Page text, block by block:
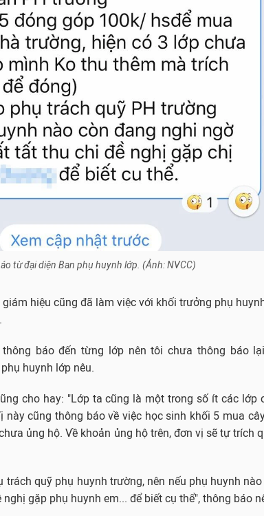
từ đại diện Ban phụ huynh lớp. (Ảnh: NVCC)
hiệu cũng đã làm việc với khối trưởng phụ
báo đến từng lớp nên tôi chưa thông báo
huynh lớp nêu.
cho hay: "Lớp ta cũng là một trong số ít các lớp
này cũng thông báo về việc học sinh khối 5 mua
ủng hộ. Về khoản ủng hộ trên, đơn vị sẽ tự trích
trách quỹ phụ huynh trường, nên nếu phụ huynh
gặp phụ huynh em... để biết cụ thể", thông báo